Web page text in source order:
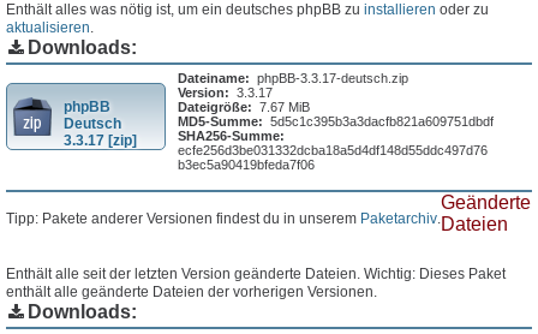
Enthält alles was nötig ist, um ein deutsches phpBB zu installieren oder zu
aktualisieren.
Downloads:
phpBB
Deutsch
3.3.17 [zip]
Dateiname: phpBB-3.3.17-deutsch.zip
Version: 3.3.17
Dateigröße: 7.67 MiB
MD5-Summe: 5d5c1c395b3a3dacfb821a609751dbdf
SHA256-Summe:
ecfe256d3be031332dcba18a5d4df148d55ddc497d76
b3ec5a90419bfeda7f06
Tipp: Pakete anderer Versionen findest du in unserem Paketarchiv.
Geänderte
Dateien
Enthält alle seit der letzten Version geänderte Dateien. Wichtig: Dieses Paket
enthält alle geänderte Dateien der vorherigen Versionen.
Downloads: